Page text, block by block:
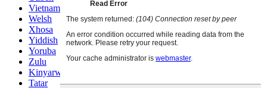
Vietnamese
Welsh
Xhosa
Yiddish
Yoruba
Zulu
Kinyarwanda
Tatar